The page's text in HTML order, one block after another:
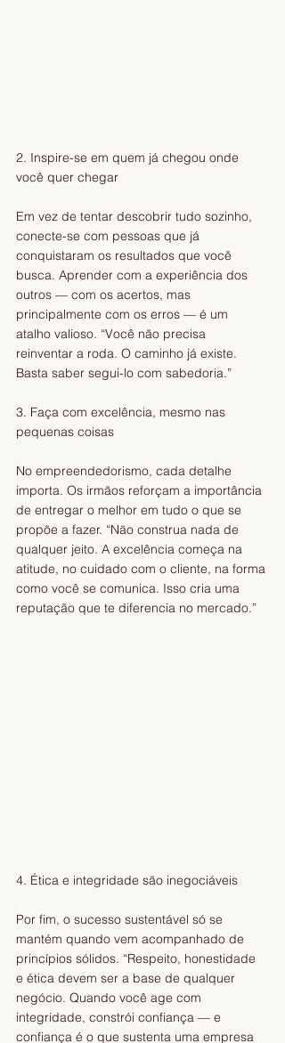
2. Inspire-se em quem já chegou onde
você quer chegar
Em vez de tentar descobrir tudo sozinho,
conecte-se com pessoas que já
conquistaram os resultados que você
busca. Aprender com a experiência dos
outros — com os acertos, mas
principalmente com os erros — é um
atalho valioso. “Você não precisa
reinventar a roda. O caminho já existe.
Basta saber segui-lo com sabedoria.”
3. Faça com excelência, mesmo nas
pequenas coisas
No empreendedorismo, cada detalhe
importa. Os irmãos reforçam a importância
de entregar o melhor em tudo o que se
propõe a fazer. “Não construa nada de
qualquer jeito. A excelência começa na
atitude, no cuidado com o cliente, na forma
como você se comunica. Isso cria uma
reputação que te diferencia no mercado.”
4. Ética e integridade são inegociáveis
Por fim, o sucesso sustentável só se
mantém quando vem acompanhado de
princípios sólidos. “Respeito, honestidade
e ética devem ser a base de qualquer
negócio. Quando você age com
integridade, constrói confiança — e
confiança é o que sustenta uma empresa